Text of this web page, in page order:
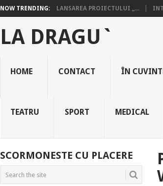
NOW TRENDING: LANSAREA PROIECTULUI „...
LA DRAGU`
HOME CONTACT ÎN
TEATRU SPORT MEDICAL
SCORMONESTE CU PLACERE